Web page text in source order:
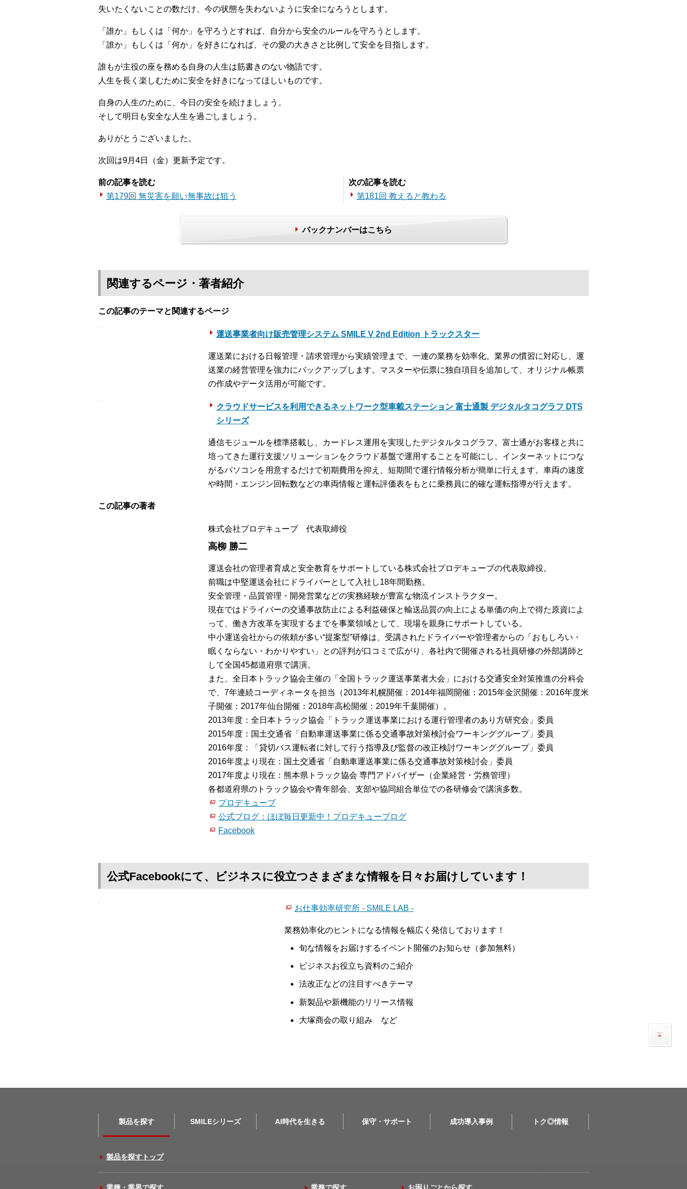
失いたくないことの数だけ、今の状態を失わないように安全になろうとします。
「誰か」もしくは「何か」を守ろうとすれば、自分から安全のルールを守ろうとします。
「誰か」もしくは「何か」を好きになれば、その愛の大きさと比例して安全を目指します。
誰もが主役の座を務める自身の人生は筋書きのない物語です。
人生を長く楽しむために安全を好きになってほしいものです。
自身の人生のために、今日の安全を続けましょう。
そして明日も安全な人生を過ごしましょう。
ありがとうございました。
次回は9月4日（金）更新予定です。
前の記事を読む
第179回 無災害を願い無事故は狙う
次の記事を読む
第181回 教えると教わる
バックナンバーはこちら
関連するページ・著者紹介
この記事のテーマと関連するページ
運送事業者向け販売管理システム SMILE V 2nd Edition トラックスター
運送業における日報管理・請求管理から実績管理まで、一連の業務を効率化。業界の慣習に対応し、運
送業の経営管理を強力にバックアップします。マスターや伝票に独自項目を追加して、オリジナル帳票
の作成やデータ活用が可能です。
クラウドサービスを利用できるネットワーク型車載ステーション 富士通製 デジタルタコグラフ DTS
シリーズ
通信モジュールを標準搭載し、カードレス運用を実現したデジタルタコグラフ。富士通がお客様と共に
培ってきた運行支援ソリューションをクラウド基盤で運用することを可能にし、インターネットにつな
がるパソコンを用意するだけで初期費用を抑え、短期間で運行情報分析が簡単に行えます。車両の速度
や時間・エンジン回転数などの車両情報と運転評価表をもとに乗務員に的確な運転指導が行えます。
この記事の著者
株式会社プロデキューブ 代表取締役
高柳 勝二
運送会社の管理者育成と安全教育をサポートしている株式会社プロデキューブの代表取締役。
前職は中堅運送会社にドライバーとして入社し18年間勤務。
安全管理・品質管理・開発営業などの実務経験が豊富な物流インストラクター。
現在ではドライバーの交通事故防止による利益確保と輸送品質の向上による単価の向上で得た原資によ
って、働き方改革を実現するまでを事業領域として、現場を親身にサポートしている。
中小運送会社からの依頼が多い“提案型”研修は、受講されたドライバーや管理者からの「おもしろい・
眠くならない・わかりやすい」との評判が口コミで広がり、各社内で開催される社員研修の外部講師と
して全国45都道府県で講演。
また、全日本トラック協会主催の「全国トラック運送事業者大会」における交通安全対策推進の分科会
で、7年連続コーディネータを担当（2013年札幌開催：2014年福岡開催：2015年金沢開催：2016年度米
子開催：2017年仙台開催：2018年高松開催：2019年千葉開催）。
2013年度：全日本トラック協会「トラック運送事業における運行管理者のあり方研究会」委員
2015年度：国土交通省「自動車運送事業に係る交通事故対策検討会ワーキンググループ」委員
2016年度：「貸切バス運転者に対して行う指導及び監督の改正検討ワーキンググループ」委員
2016年度より現在：国土交通省「自動車運送事業に係る交通事故対策検討会」委員
2017年度より現在：熊本県トラック協会 専門アドバイザー（企業経営・労務管理）
各都道府県のトラック協会や青年部会、支部や協同組合単位での各研修会で講演多数。
プロデキューブ
公式ブログ：ほぼ毎日更新中！プロデキューブログ
Facebook
公式Facebookにて、ビジネスに役立つさまざまな情報を日々お届けしています！
お仕事効率研究所 - SMILE LAB -
業務効率化のヒントになる情報を幅広く発信しております！
旬な情報をお届けするイベント開催のお知らせ（参加無料）
ビジネスお役立ち資料のご紹介
法改正などの注目すべきテーマ
新製品や新機能のリリース情報
大塚商会の取り組み など
製品を探す SMILEシリーズ AI時代を生きる 保守・サポート 成功導入事例 トク◎情報
製品を探すトップ
業種・業界で探す 業務で探す お困りごとから探す